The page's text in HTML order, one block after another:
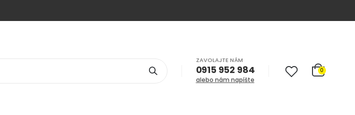
ZAVOLAJTE NÁM
0915 952 984
alebo nám napíšte
0